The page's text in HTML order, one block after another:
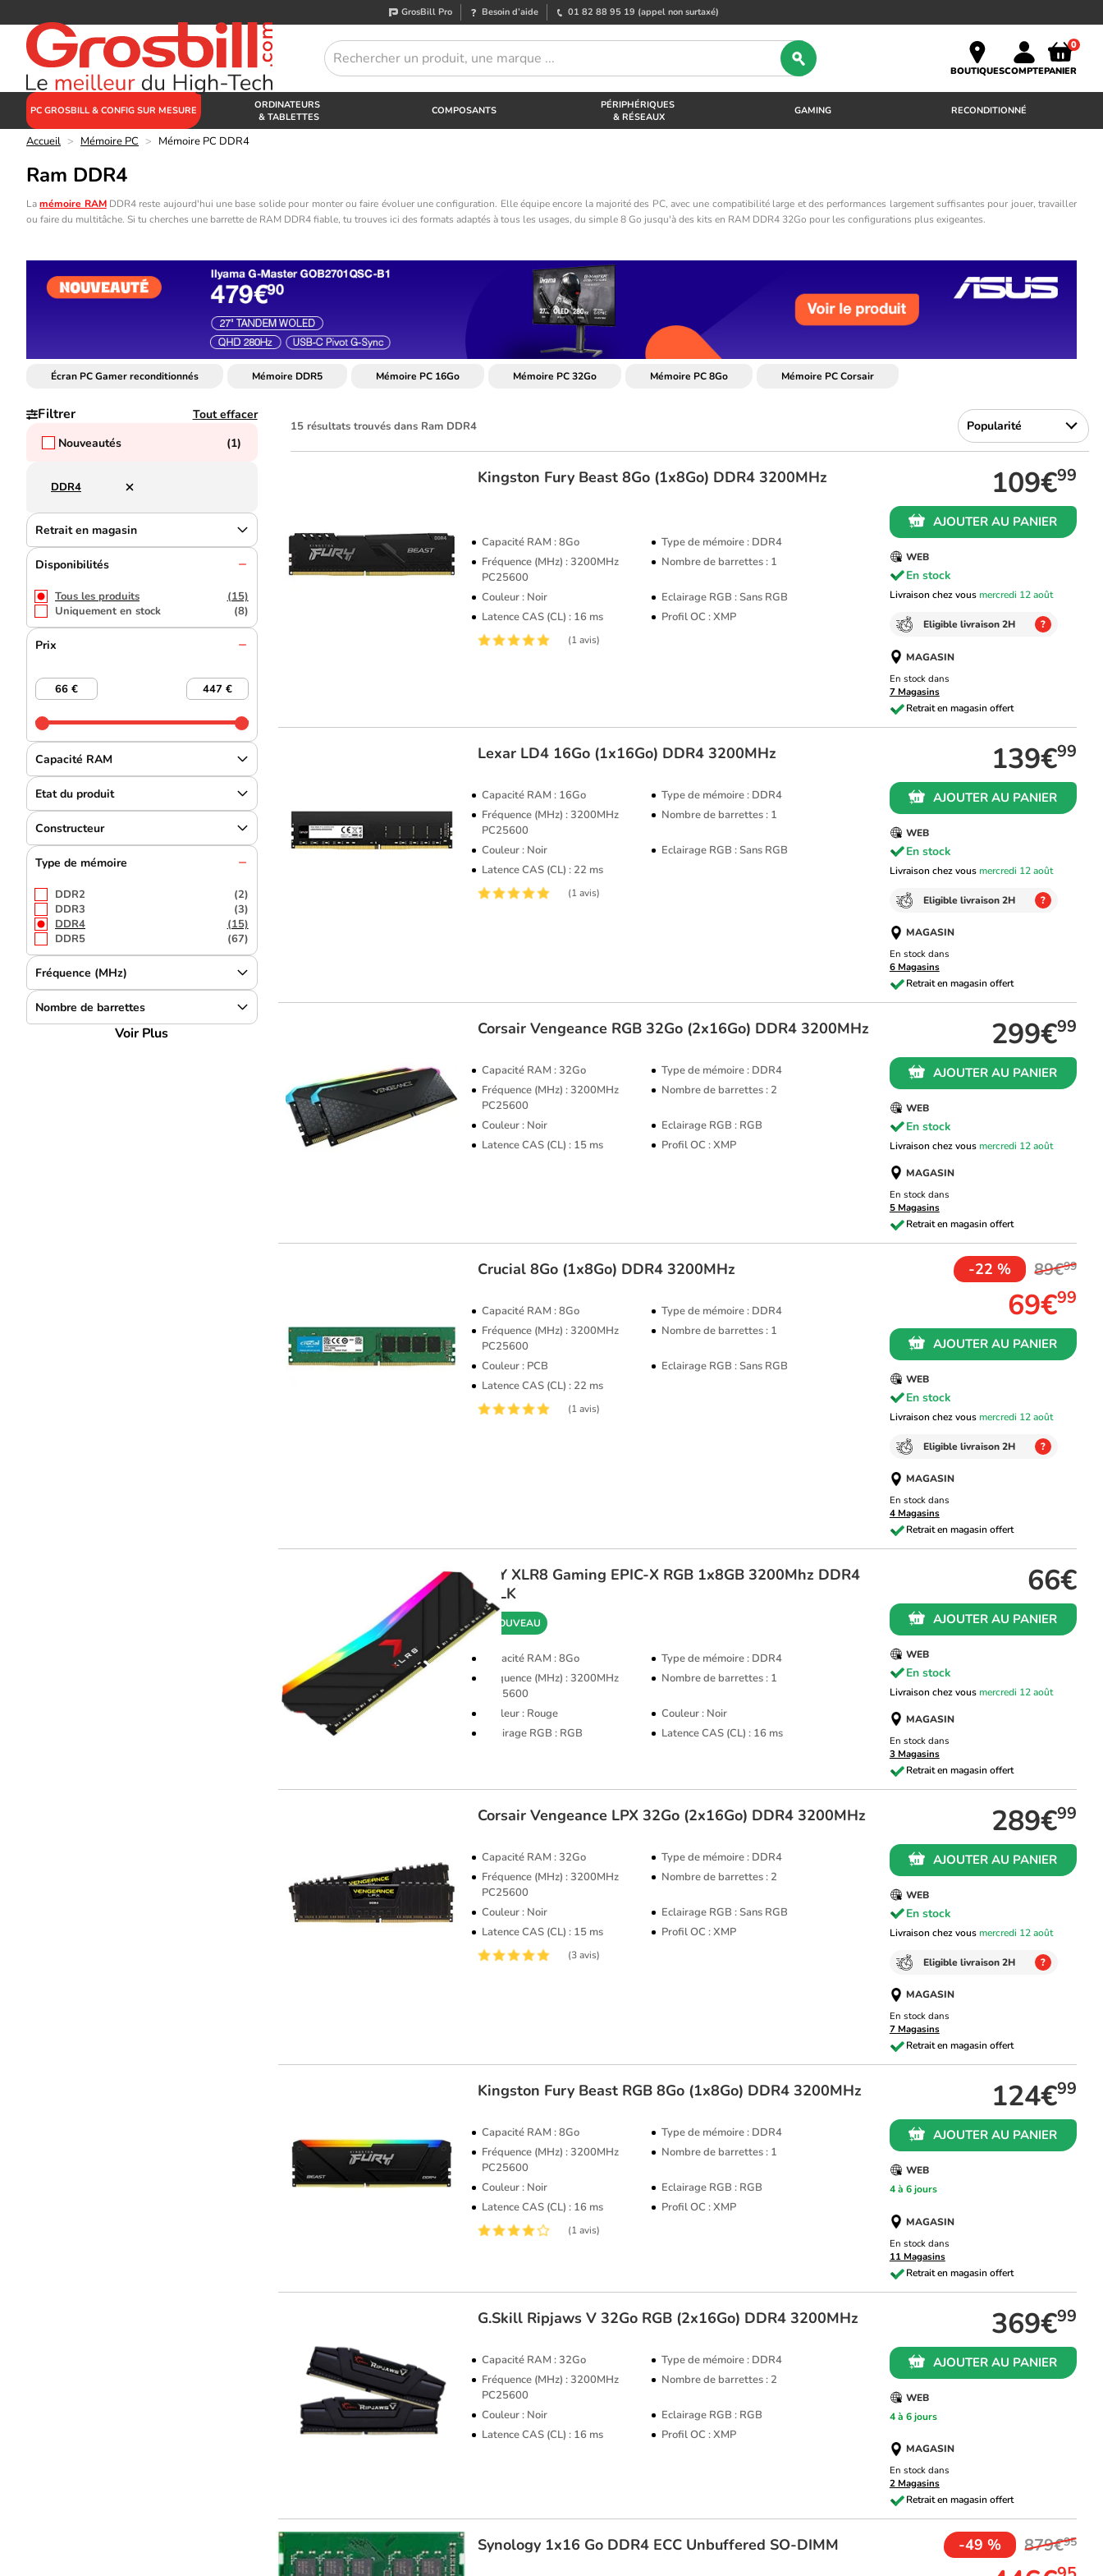
GrosBill Pro Besoin d’aide 01 82 88 95 19 (appel non surtaxé)
BOUTIQUESCOMPTE
0
PANIER
PC GROSBILL & CONFIG SUR MESURE
ORDINATEURS
& TABLETTES
COMPOSANTS
PÉRIPHÉRIQUES
& RÉSEAUX
GAMING RECONDITIONNÉ
Accueil > Mémoire PC > Mémoire PC DDR4
Ram DDR4
Lamémoire RAMDDR4 reste aujourd'hui une base solide pour monter ou faire évoluer une configuration. Elle équipe encore la majorité des PC, avec une compatibilité large et des performances largement suffisantes pour jouer, travailler
ou faire du multitâche. Si tu cherches une barrette de RAM DDR4 fiable, tu trouves ici des formats adaptés à tous les usages, du simple 8 Go jusqu'à des kits en RAM DDR4 32Go pour les configurations plus exigeantes.
Écran PC Gamer reconditionnés Mémoire DDR5 Mémoire PC 16Go Mémoire PC 32Go Mémoire PC 8Go Mémoire PC Corsair
Filtrer
Tout effacer
Nouveautés
(1)
DDR4
Retrait en magasin
Disponibilités
Tous les produits
(15)
Uniquement en stock
(8)
Prix
Capacité RAM
Etat du produit
Constructeur
Type de mémoire
DDR2
(2)
DDR3
(3)
DDR4
(15)
DDR5
(67)
Fréquence (MHz)
Nombre de barrettes
Voir Plus
15 résultats trouvés dans Ram DDR4
Kingston Fury Beast 8Go (1x8Go) DDR4 3200MHz
Capacité RAM : 8Go
Type de mémoire : DDR4
Fréquence (MHz) : 3200MHz
PC25600
Nombre de barrettes : 1
Couleur : Noir
Eclairage RGB : Sans RGB
Latence CAS (CL) : 16 ms
Profil OC : XMP
(1 avis)
109€99
AJOUTER AU PANIER
WEB
En stock
Livraison chez vousmercredi 12 août
Eligible livraison 2H ?
MAGASIN
En stock dans
7 Magasins
Lexar LD4 16Go (1x16Go) DDR4 3200MHz
Capacité RAM : 16Go
Type de mémoire : DDR4
Fréquence (MHz) : 3200MHz
PC25600
Nombre de barrettes : 1
Couleur : Noir
Eclairage RGB : Sans RGB
Latence CAS (CL) : 22 ms
(1 avis)
139€99
AJOUTER AU PANIER
WEB
En stock
Livraison chez vousmercredi 12 août
Eligible livraison 2H ?
MAGASIN
En stock dans
6 Magasins
CorsairVengeance RGB 32Go (2x16Go) DDR4 3200MHz
Capacité RAM : 32Go
Type de mémoire : DDR4
Fréquence (MHz) : 3200MHz
PC25600
Nombre de barrettes : 2
Couleur : Noir
Eclairage RGB : RGB
Latence CAS (CL) : 15 ms
Profil OC : XMP
299€99
AJOUTER AU PANIER
WEB
En stock
Livraison chez vousmercredi 12 août
MAGASIN
En stock dans
5 Magasins
Crucial8Go (1x8Go) DDR4 3200MHz
Capacité RAM : 8Go
Type de mémoire : DDR4
Fréquence (MHz) : 3200MHz
PC25600
Nombre de barrettes : 1
Couleur : PCB
Eclairage RGB : Sans RGB
Latence CAS (CL) : 22 ms
(1 avis)
-22 % 89€99
69€99
AJOUTER AU PANIER
WEB
En stock
Livraison chez vousmercredi 12 août
Eligible livraison 2H ?
MAGASIN
En stock dans
4 Magasins
PNYXLR8 Gaming EPIC-X RGB 1x8GB 3200Mhz DDR4
BULK
NOUVEAU
Capacité RAM : 8Go
Type de mémoire : DDR4
Fréquence (MHz) : 3200MHz
PC25600
Nombre de barrettes : 1
Couleur : Rouge
Couleur : Noir
Eclairage RGB : RGB
Latence CAS (CL) : 16 ms
66€
AJOUTER AU PANIER
WEB
En stock
Livraison chez vousmercredi 12 août
MAGASIN
En stock dans
3 Magasins
CorsairVengeance LPX 32Go (2x16Go) DDR4 3200MHz
Capacité RAM : 32Go
Type de mémoire : DDR4
Fréquence (MHz) : 3200MHz
PC25600
Nombre de barrettes : 2
Couleur : Noir
Eclairage RGB : Sans RGB
Latence CAS (CL) : 15 ms
Profil OC : XMP
(3 avis)
289€99
AJOUTER AU PANIER
WEB
En stock
Livraison chez vousmercredi 12 août
Eligible livraison 2H ?
MAGASIN
En stock dans
7 Magasins
Kingston Fury Beast RGB 8Go (1x8Go) DDR4 3200MHz
Capacité RAM : 8Go
Type de mémoire : DDR4
Fréquence (MHz) : 3200MHz
PC25600
Nombre de barrettes : 1
Couleur : Noir
Eclairage RGB : RGB
Latence CAS (CL) : 16 ms
Profil OC : XMP
(1 avis)
124€99
AJOUTER AU PANIER
WEB
4 à 6 jours
MAGASIN
En stock dans
11 Magasins
G.Skill Ripjaws V 32Go RGB (2x16Go) DDR4 3200MHz
Capacité RAM : 32Go
Type de mémoire : DDR4
Fréquence (MHz) : 3200MHz
PC25600
Nombre de barrettes : 2
Couleur : Noir
Eclairage RGB : RGB
Latence CAS (CL) : 16 ms
Profil OC : XMP
369€99
AJOUTER AU PANIER
WEB
4 à 6 jours
MAGASIN
En stock dans
2 Magasins
Synology 1x16 Go DDR4 ECC Unbuffered SO-DIMM -49 % 879€95